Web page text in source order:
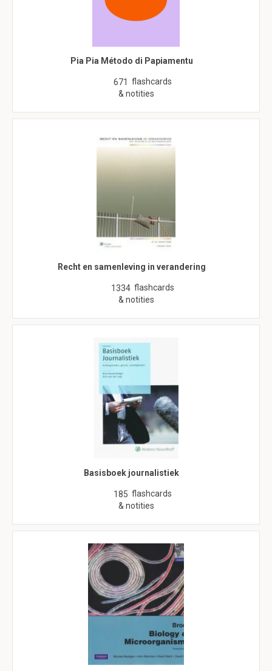
Pia Pia Método di Papiamentu
671 flashcards
& notities
Recht en samenleving in verandering
1334 flashcards
& notities
Basisboek journalistiek
185 flashcards
& notities